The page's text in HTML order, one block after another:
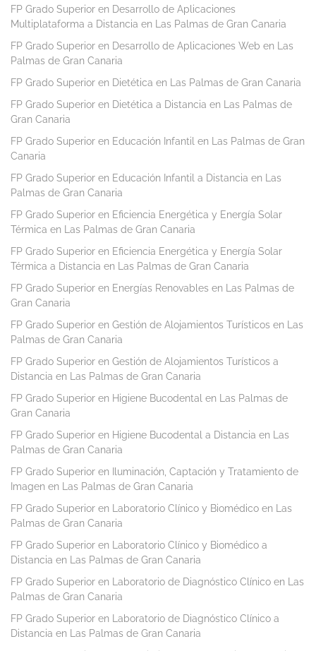
FP Grado Superior en Desarrollo de Aplicaciones
Multiplataforma a Distancia en Las Palmas de Gran Canaria
FP Grado Superior en Desarrollo de Aplicaciones Web en Las
Palmas de Gran Canaria
FP Grado Superior en Dietética en Las Palmas de Gran Canaria
FP Grado Superior en Dietética a Distancia en Las Palmas de
Gran Canaria
FP Grado Superior en Educación Infantil en Las Palmas de Gran
Canaria
FP Grado Superior en Educación Infantil a Distancia en Las
Palmas de Gran Canaria
FP Grado Superior en Eficiencia Energética y Energía Solar
Térmica en Las Palmas de Gran Canaria
FP Grado Superior en Eficiencia Energética y Energía Solar
Térmica a Distancia en Las Palmas de Gran Canaria
FP Grado Superior en Energías Renovables en Las Palmas de
Gran Canaria
FP Grado Superior en Gestión de Alojamientos Turísticos en Las
Palmas de Gran Canaria
FP Grado Superior en Gestión de Alojamientos Turísticos a
Distancia en Las Palmas de Gran Canaria
FP Grado Superior en Higiene Bucodental en Las Palmas de
Gran Canaria
FP Grado Superior en Higiene Bucodental a Distancia en Las
Palmas de Gran Canaria
FP Grado Superior en Iluminación, Captación y Tratamiento de
Imagen en Las Palmas de Gran Canaria
FP Grado Superior en Laboratorio Clínico y Biomédico en Las
Palmas de Gran Canaria
FP Grado Superior en Laboratorio Clínico y Biomédico a
Distancia en Las Palmas de Gran Canaria
FP Grado Superior en Laboratorio de Diagnóstico Clínico en Las
Palmas de Gran Canaria
FP Grado Superior en Laboratorio de Diagnóstico Clínico a
Distancia en Las Palmas de Gran Canaria